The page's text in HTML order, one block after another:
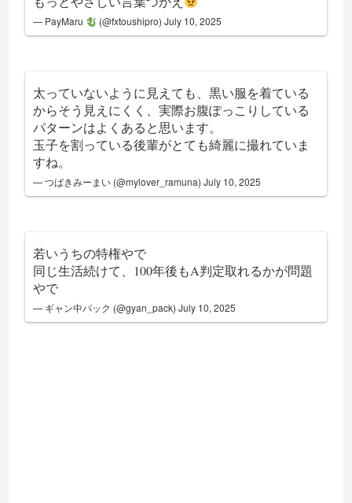
— PayMaru (@fxtoushipro) July 10, 2025
太っていないように見えても、黒い服を着ている
からそう見えにくく、実際お腹ぽっこりしている
パターンはよくあると思います。
玉子を割っている後輩がとても綺麗に撮れていま
すね。
— つばきみーまい (@mylover_ramuna)July 10, 2025
若いうちの特権やで
同じ生活続けて、100年後もA判定取れるかが問題
やで
— ギャン中パック (@gyan_pack)July 10, 2025